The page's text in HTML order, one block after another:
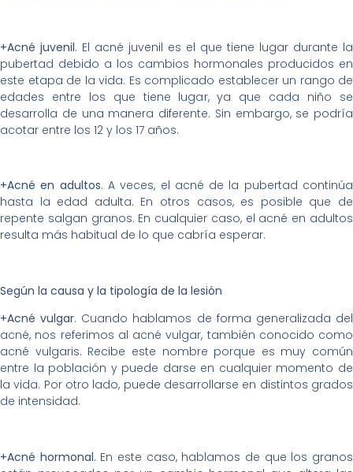
+Acné juvenil. El acné juvenil es el que tiene lugar durante la
pubertad debido a los cambios hormonales producidos en
este etapa de la vida. Es complicado establecer un rango de
edades entre los que tiene lugar, ya que cada niño se
desarrolla de una manera diferente. Sin embargo, se podría
acotar entre los 12 y los 17 años.
+Acné en adultos. A veces, el acné de la pubertad continúa
hasta la edad adulta. En otros casos, es posible que de
repente salgan granos. En cualquier caso, el acné en adultos
resulta más habitual de lo que cabría esperar.
Según la causa y la tipología de la lesión
+Acné vulgar. Cuando hablamos de forma generalizada del
acné, nos referimos al acné vulgar, también conocido como
acné vulgaris. Recibe este nombre porque es muy común
entre la población y puede darse en cualquier momento de
la vida. Por otro lado, puede desarrollarse en distintos grados
de intensidad.
+Acné hormonal. En este caso, hablamos de que los granos